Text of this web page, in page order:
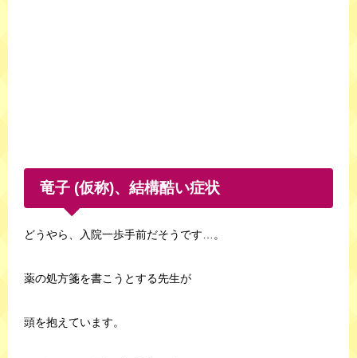
竜子 (仮称)、結構酷い症状
どうやら、入院一歩手前だそうです…。
薬の処方箋を書こうとする先生が
頭を抱えています。